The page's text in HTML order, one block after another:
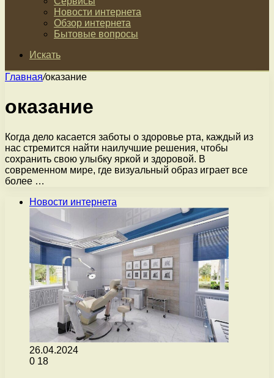
Новости интернета
Обзор интернета
Бытовые вопросы
Искать
Главная/оказание
оказание
Когда дело касается заботы о здоровье рта, каждый из
нас стремится найти наилучшие решения, чтобы
сохранить свою улыбку яркой и здоровой. В
современном мире, где визуальный образ играет все
более …
Новости интернета
26.04.2024
0 18